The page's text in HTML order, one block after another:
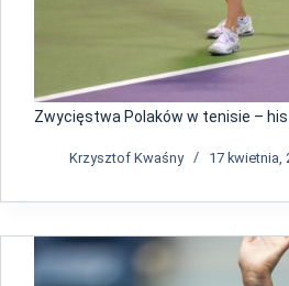
Zwycięstwa Polaków w tenisie –
Krzysztof Kwaśny 17 kwietnia,